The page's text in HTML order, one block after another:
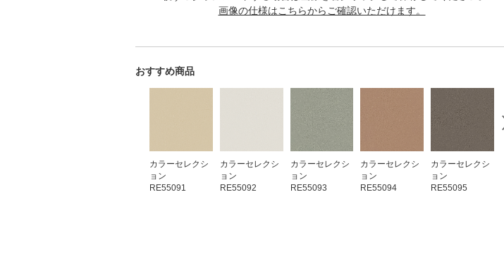
画像の仕様はこちらからご確認いただけます。
おすすめ商品
カラーセレクシ
ョン
RE55091
カラーセレクシ
ョン
RE55092
カラーセレクシ
ョン
RE55093
カラーセレクシ
ョン
RE55094
カラーセレクシ
ョン
RE55095